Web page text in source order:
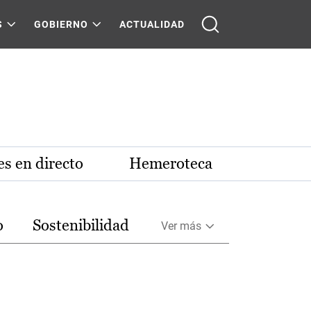
GOBIERNO ACTUALIDAD
en directo Hemeroteca
Sostenibilidad Ver más